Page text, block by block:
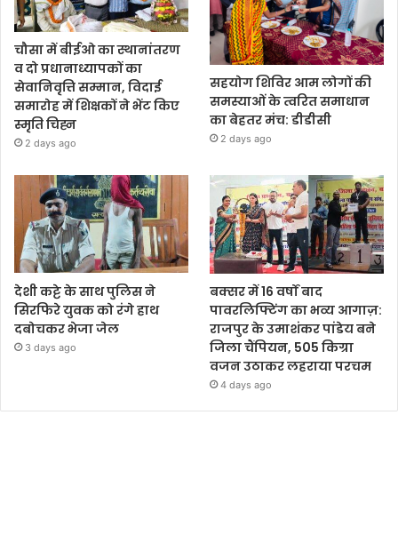
चौसा में बीईओ का स्थानांतरण
व दो प्रधानाध्यापकों का
सेवानिवृत्ति सम्मान, विदाई
समारोह में शिक्षकों ने भेंट किए
स्मृति चिह्न
2 days ago
सहयोग शिविर आम लोगों की
समस्याओं के त्वरित समाधान
का बेहतर मंच: डीडीसी
2 days ago
देशी कट्टे के साथ पुलिस ने
सिरफिरे युवक को रंगे हाथ
दबोचकर भेजा जेल
3 days ago
बक्सर में 16 वर्षों बाद
पावरलिफ्टिंग का भव्य आगाज़:
राजपुर के उमाशंकर पांडेय बने
जिला चैंपियन, 505 किग्रा
वजन उठाकर लहराया परचम
4 days ago